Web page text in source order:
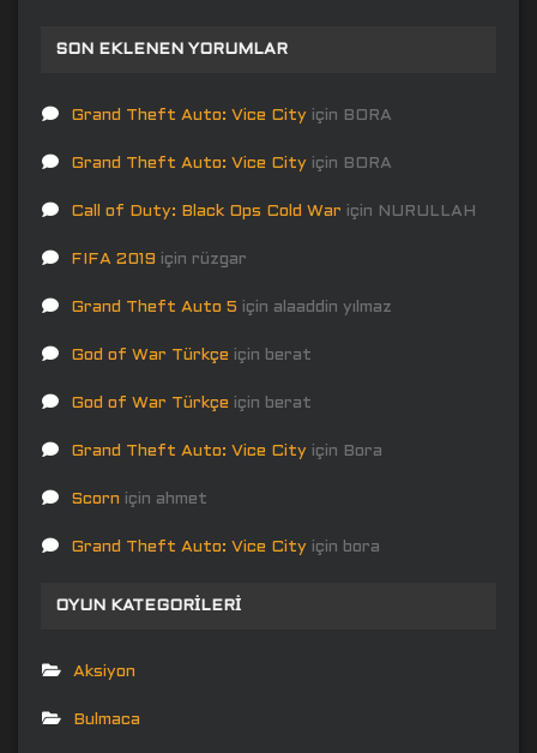
SON EKLENEN YORUMLAR
Grand Theft Auto: Vice City için BORA
Grand Theft Auto: Vice City için BORA
Call of Duty: Black Ops Cold War için NURULLAH
FIFA 2019 için rüzgar
Grand Theft Auto 5 için alaaddin yılmaz
God of War Türkçe için berat
God of War Türkçe için berat
Grand Theft Auto: Vice City için Bora
Scorn için ahmet
Grand Theft Auto: Vice City için bora
OYUN KATEGORILERI
Aksiyon
Bulmaca